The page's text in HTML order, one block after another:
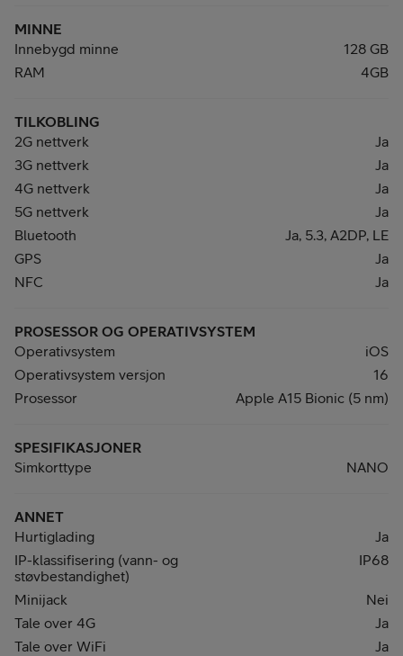
MINNE
Innebygd minne
128 GB
RAM
4GB
TILKOBLING
2G nettverk
Ja
3G nettverk
Ja
4G nettverk
Ja
5G nettverk
Ja
Bluetooth
Ja, 5.3, A2DP, LE
GPS
Ja
NFC
Ja
PROSESSOR OG OPERATIVSYSTEM
Operativsystem
iOS
Operativsystem versjon
16
Prosessor
Apple A15 Bionic (5 nm)
SPESIFIKASJONER
Simkorttype
NANO
ANNET
Hurtiglading
Ja
IP-klassifisering (vann- og
støvbestandighet)
IP68
Minijack
Nei
Tale over 4G
Ja
Tale over WiFi
Ja